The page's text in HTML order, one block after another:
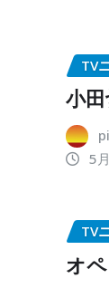
TV
小
5
TV
オ